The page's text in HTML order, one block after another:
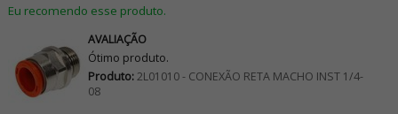
Eu recomendo esse produto.
AVALIAÇÃO
Ótimo produto.
Produto:2L01010 - CONEXÃO RETA MACHO INST 1/4-
08